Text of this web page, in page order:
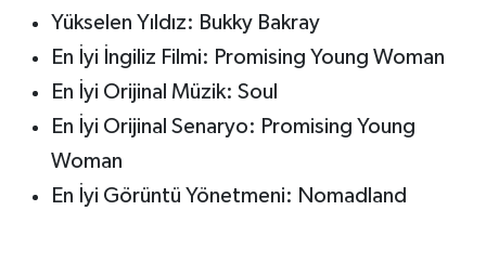
Yükselen Yıldız: Bukky Bakray
En İyi İngiliz Filmi: Promising Young Woman
En İyi Orijinal Müzik: Soul
En İyi Orijinal Senaryo: Promising Young
Woman
En İyi Görüntü Yönetmeni: Nomadland